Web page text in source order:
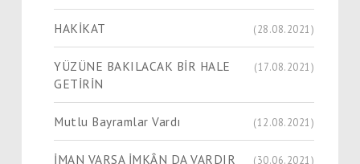
HAKİKAT (28.08.2021)
YÜZÜNE BAKILACAK BİR HALE
GETİRİN
(17.08.2021)
Mutlu Bayramlar Vardı (12.08.2021)
İMAN VARSA İMKÂN DA VARDIR (30.06.2021)